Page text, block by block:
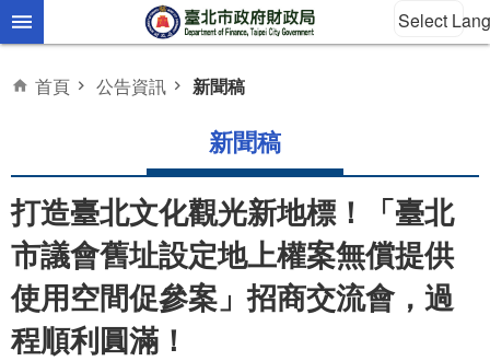
跳到主要內容區塊 Select
首頁 公告資訊 新聞稿
新聞稿
打造臺北文化觀光新地標！「臺北
市議會舊址設定地上權案無償提供
使用空間促參案」招商交流會，過
程順利圓滿！